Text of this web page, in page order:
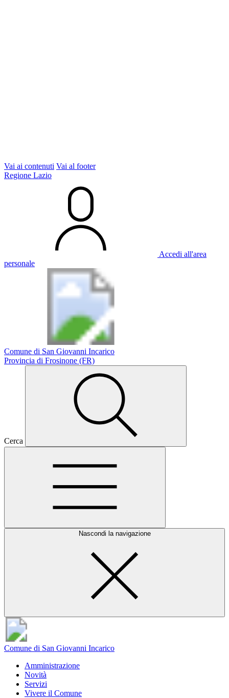
Vai ai contenuti Vai al footer
Regione Lazio
Accedi all'area
personale
Comune di San Giovanni Incarico
Provincia di Frosinone (FR)
Cerca
Nascondi la navigazione
Comune di San Giovanni Incarico
Amministrazione
Novità
Servizi
Vivere il Comune